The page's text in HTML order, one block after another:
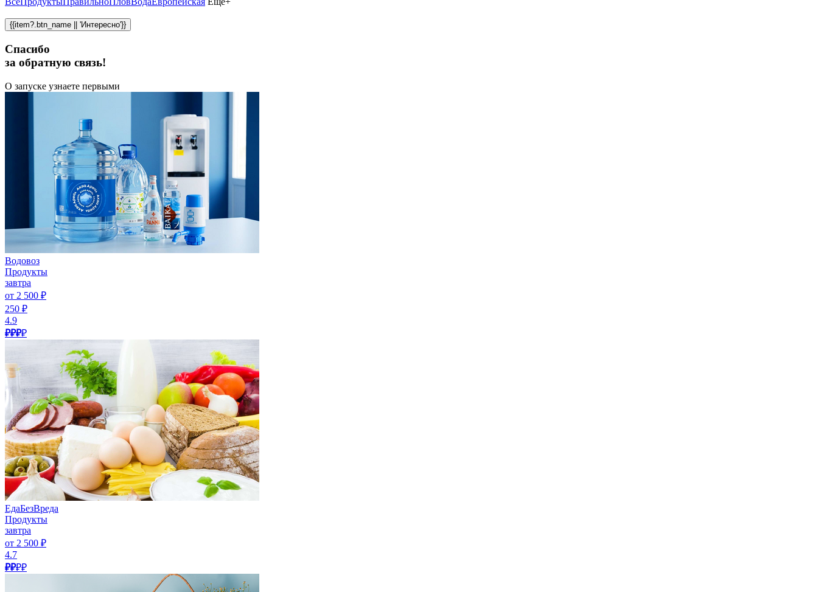
{{item?.btn_name || 'Интересно'}}
Спасибо
за обратную связь!
О запуске узнаете первыми
Водовоз
Продукты
завтра
от 2 500 ₽
250 ₽
4.9
₽₽₽₽
ЕдаБезВреда
Продукты
завтра
от 2 500 ₽
4.7
₽₽₽₽